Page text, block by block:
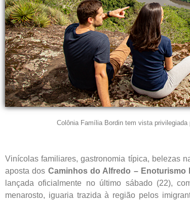
Colônia Família Bordin tem vista
Vinícolas familiares, gastronomia típica, belezas
aposta dos Caminhos do Alfredo – Enoturismo
lançada oficialmente no último sábado (22),
menarosto, iguaria trazida à região pelos